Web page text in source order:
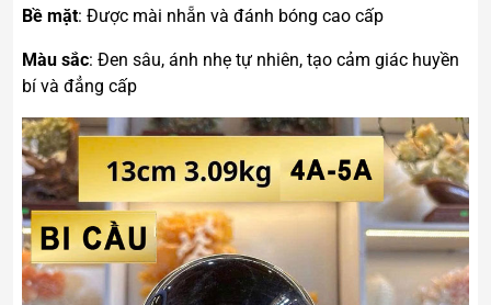
Bề mặt: Được mài nhẵn và đánh bóng cao cấp
Màu sắc: Đen sâu, ánh nhẹ tự nhiên, tạo cảm giác huyền
bí và đẳng cấp